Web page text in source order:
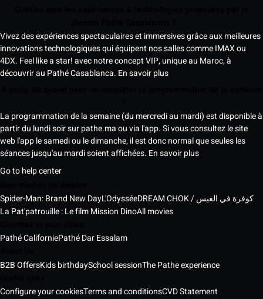
Vivez des expériences spectaculaires et immersives grâce aux meilleures
innovations technologiques qui équipent nos salles comme IMAX ou
4DX. Feel like a star! avec notre concept VIP, unique au Maroc, à
découvrir au Pathé Casablanca. En savoir plus
La programmation de la semaine (du mercredi au mardi) est disponible à
partir du lundi soir sur pathe.ma ou via l'app. Si vous consultez le site
web l'app le samedi ou le dimanche, il est donc normal que seules les
séances jusqu'au mardi soient affichées. En savoir plus
Go to help center
Spider-Man: Brand New DayL'Odyssée
DREAM CHOK / كوفرة في الغيس
La Pat'patrouille : Le film Mission DinoAll movies
Pathé CaliforniePathé Dar Essalam
B2B OffersKids birthdaySchool sessionThe Pathe experience
Configure your cookiesTerms and conditionsCVD Statement